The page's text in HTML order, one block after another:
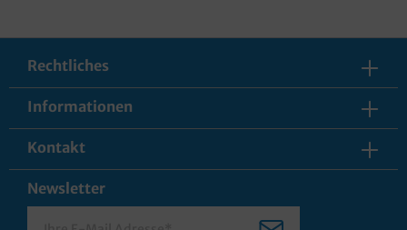
Rechtliches
Informationen
Kontakt
Newsletter